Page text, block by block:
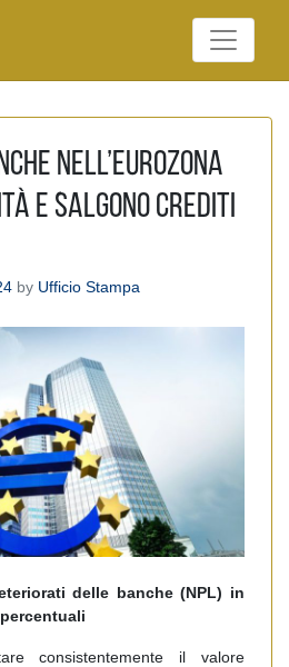
Federazione Italiana
nell’Eurozona
e salgono crediti
by Ufficio Stampa
delle banche (NPL) in
consistentemente il valore